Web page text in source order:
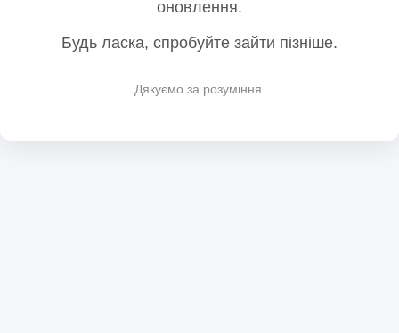
оновлення.
Будь ласка, спробуйте зайти пізніше.
Дякуємо за розуміння.